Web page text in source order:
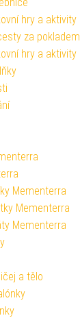
hry a aktivity
za pokladem
hry a aktivity
Mementerra
Mementerra
Mementerra
a tělo